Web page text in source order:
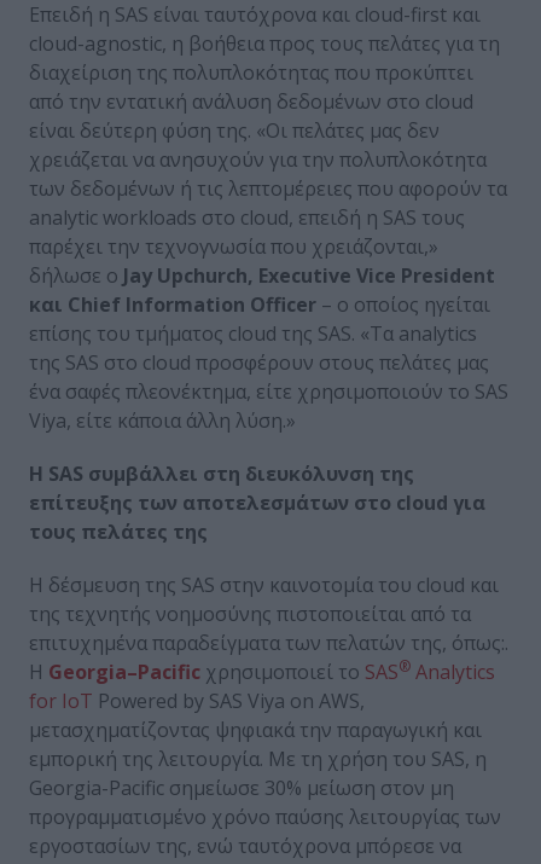
Επειδή η SAS είναι ταυτόχρονα και cloud-first και
cloud-agnostic, η βοήθεια προς τους πελάτες για τη
διαχείριση της πολυπλοκότητας που προκύπτει
από την εντατική ανάλυση δεδομένων στο cloud
είναι δεύτερη φύση της. «Οι πελάτες μας δεν
χρειάζεται να ανησυχούν για την πολυπλοκότητα
των δεδομένων ή τις λεπτομέρειες που αφορούν τα
analytic workloads στο cloud, επειδή η SAS τους
παρέχει την τεχνογνωσία που χρειάζονται,»
δήλωσε ο Jay Upchurch, Executive Vice President
και Chief Information Officer – ο οποίος ηγείται
επίσης του τμήματος cloud της SAS. «Τα analytics
της SAS στο cloud προσφέρουν στους πελάτες μας
ένα σαφές πλεονέκτημα, είτε χρησιμοποιούν το SAS
Viya, είτε κάποια άλλη λύση.»
Η SAS συμβάλλει στη διευκόλυνση της
επίτευξης των αποτελεσμάτων στο cloud για
τους πελάτες της
Η δέσμευση της SAS στην καινοτομία του cloud και
της τεχνητής νοημοσύνης πιστοποιείται από τα
επιτυχημένα παραδείγματα των πελατών της, όπως:.
Η Georgia–Pacific χρησιμοποιεί το SAS® Analytics
for IoT Powered by SAS Viya on AWS,
μετασχηματίζοντας ψηφιακά την παραγωγική και
εμπορική της λειτουργία. Με τη χρήση του SAS, η
Georgia-Pacific σημείωσε 30% μείωση στον μη
προγραμματισμένο χρόνο παύσης λειτουργίας των
εργοστασίων της, ενώ ταυτόχρονα μπόρεσε να